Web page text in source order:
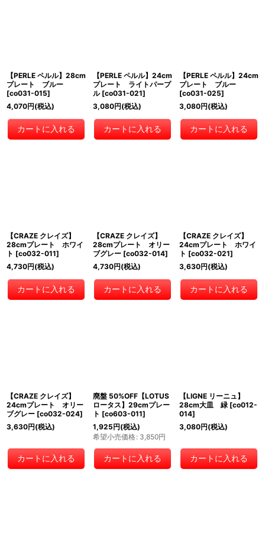
【PERLE ペルル】28cm
プレート ブルー
[co031-015]
4,070円(税込)
カートに入れる
【PERLE ペルル】24cm
プレート ライトパープ
ル [co031-021]
3,080円(税込)
カートに入れる
【PERLE ペルル】24cm
プレート ブルー
[co031-025]
3,080円(税込)
カートに入れる
【CRAZE クレイズ】
28cmプレート ホワイ
ト [co032-011]
4,730円(税込)
カートに入れる
【CRAZE クレイズ】
28cmプレート オリー
ブグレー [co032-014]
4,730円(税込)
カートに入れる
【CRAZE クレイズ】
24cmプレート ホワイ
ト [co032-021]
3,630円(税込)
カートに入れる
【CRAZE クレイズ】
24cmプレート オリー
ブグレー [co032-024]
3,630円(税込)
カートに入れる
廃盤 50%OFF【LOTUS
ロータス】29cmプレー
ト [co603-011]
1,925円(税込)
希望小売価格: 3,850円
カートに入れる
【LIGNE リーニュ】
28cm大皿 緑 [co012-
014]
3,080円(税込)
カートに入れる